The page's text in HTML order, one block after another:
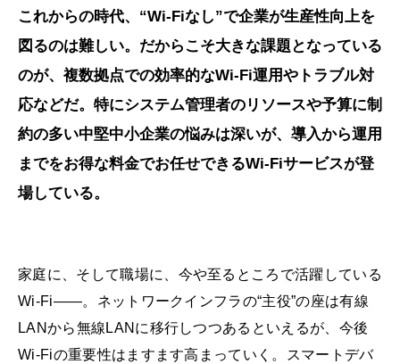
これからの時代、“Wi-Fiなし”で企業が生産性向上を
図るのは難しい。だからこそ大きな課題となっている
のが、複数拠点での効率的なWi-Fi運用やトラブル対
応などだ。特にシステム管理者のリソースや予算に制
約の多い中堅中小企業の悩みは深いが、導入から運用
までをお得な料金でお任せできるWi-Fiサービスが登
場している。
家庭に、そして職場に、今や至るところで活躍している
Wi-Fi――。ネットワークインフラの“主役”の座は有線
LANから無線LANに移行しつつあるといえるが、今後
Wi-Fiの重要性はますます高まっていく。スマートデバ